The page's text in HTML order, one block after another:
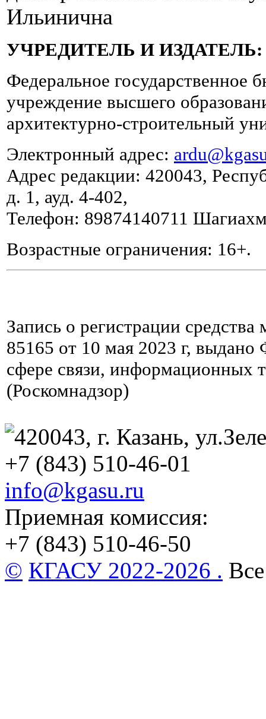
Ильинична
УЧРЕДИТЕЛЬ И ИЗДАТЕЛЬ:
Федеральное государственное
учреждение высшего
архитектурно-строительный
Электронный адрес:
Адрес редакции: 420043,
д. 1, ауд. 4-402,
Телефон: 89874140711
Возрастные ограничения: 16+.
Запись о регистрации
85165 от 10 мая 2023 г,
сфере связи, информационных
(Роскомнадзор)
420043, г. Казань,
+7 (843) 510-46-01
info@kgasu.ru
Приемная комиссия:
+7 (843) 510-46-50
© КГАСУ 2022-2026 .